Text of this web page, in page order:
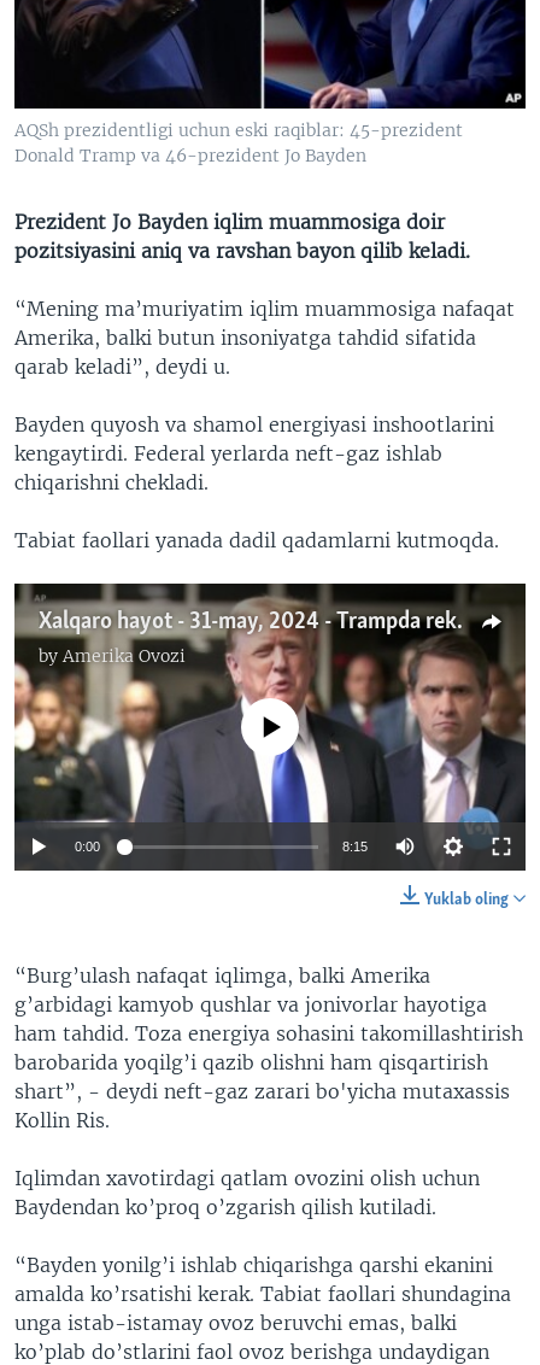
VIDEO
XABARLAR SURATLARDA
ODNOKLASSNIKI
TWITTER
SOUNDCLOUD
VOA
AQSh prezidentligi uchun eski raqiblar: 45-prezident
Donald Tramp va 46-prezident Jo Bayden
Prezident Jo Bayden iqlim muammosiga doir
pozitsiyasini aniq va ravshan bayon qilib keladi.
“Mening ma’muriyatim iqlim muammosiga nafaqat
Amerika, balki butun insoniyatga tahdid sifatida
qarab keladi”, deydi u.
Bayden quyosh va shamol energiyasi inshootlarini
kengaytirdi. Federal yerlarda neft-gaz ishlab
chiqarishni chekladi.
Tabiat faollari yanada dadil qadamlarni kutmoqda.
Xalqaro hayot - 31-may, 2024 - Trampda rekord, Yevropa Ittifoqi saylov arafasida, Iqlim
by Amerika Ovozi
No media source currently available
0:00 8:15
Yuklab oling
“Burg’ulash nafaqat iqlimga, balki Amerika
g’arbidagi kamyob qushlar va jonivorlar hayotiga
ham tahdid. Toza energiya sohasini takomillashtirish
barobarida yoqilg’i qazib olishni ham qisqartirish
shart”, - deydi neft-gaz zarari bo'yicha mutaxassis
Kollin Ris.
Iqlimdan xavotirdagi qatlam ovozini olish uchun
Baydendan ko’proq o’zgarish qilish kutiladi.
“Bayden yonilg’i ishlab chiqarishga qarshi ekanini
amalda ko’rsatishi kerak. Tabiat faollari shundagina
unga istab-istamay ovoz beruvchi emas, balki
ko’plab do’stlarini faol ovoz berishga undaydigan